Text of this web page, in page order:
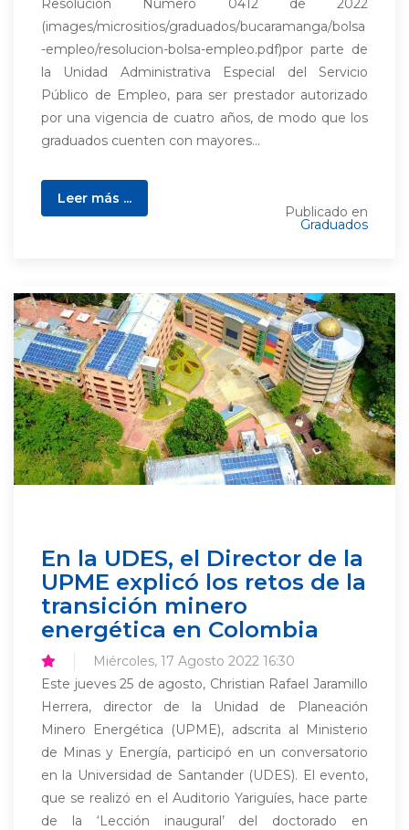
Resolución Número 0412 de 2022
(images/micrositios/graduados/bucaramanga/bolsa
-empleo/resolucion-bolsa-empleo.pdf)por parte de
la Unidad Administrativa Especial del Servicio
Público de Empleo, para ser prestador autorizado
por una vigencia de cuatro años, de modo que los
graduados cuenten con mayores...
Leer más ...
Publicado en
Graduados
En la UDES, el Director de la
UPME explicó los retos de la
transición minero
energética en Colombia
Miércoles, 17 Agosto 2022 16:30
Este jueves 25 de agosto, Christian Rafael Jaramillo
Herrera, director de la Unidad de Planeación
Minero Energética (UPME), adscrita al Ministerio
de Minas y Energía, participó en un conversatorio
en la Universidad de Santander (UDES). El evento,
que se realizó en el Auditorio Yariguíes, hace parte
de la ‘Lección inaugural’ del doctorado en